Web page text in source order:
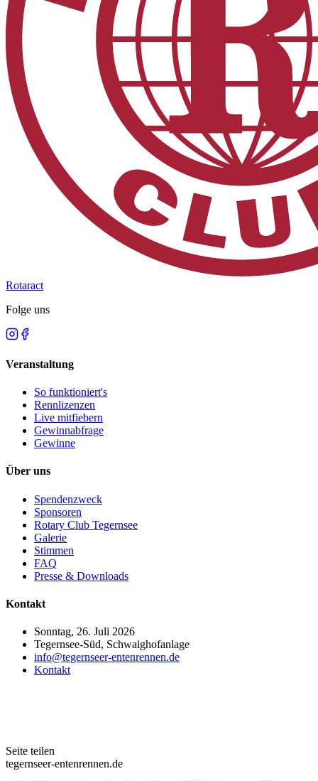
Rotaract
Folge uns
Veranstaltung
So funktioniert's
Rennlizenzen
Live mitfiebern
Gewinnabfrage
Gewinne
Über uns
Spendenzweck
Sponsoren
Rotary Club Tegernsee
Galerie
Stimmen
FAQ
Presse & Downloads
Kontakt
Sonntag, 26. Juli 2026
Tegernsee-Süd, Schwaighofanlage
info@tegernseer-entenrennen.de
Kontakt
Seite teilen
tegernseer-entenrennen.de